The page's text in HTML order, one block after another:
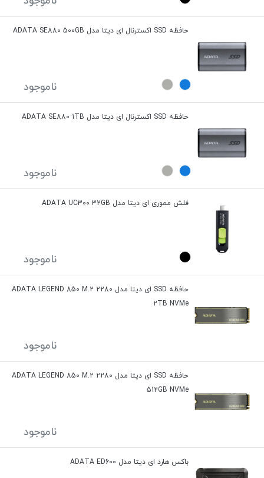
حافظه SSD اکسترنال ای دیتا مدل ADATA SE880 500GB
ناموجود
حافظه SSD اکسترنال ای دیتا مدل ADATA SE880 1TB
ناموجود
فلش مموری ای دیتا مدل ADATA UC300 32GB
ناموجود
حافظه SSD ای دیتا مدل ADATA LEGEND 850 M.2 2280
2TB NVMe
ناموجود
حافظه SSD ای دیتا مدل ADATA LEGEND 850 M.2 2280
512GB NVMe
ناموجود
باکس هارد ای دیتا مدل ADATA ED600